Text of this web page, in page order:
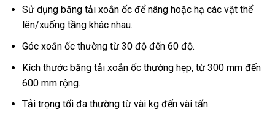
Sử dụng băng tải xoắn ốc để nâng hoặc hạ các vật thể
lên/xuống tầng khác nhau.
Góc xoắn ốc thường từ 30 độ đến 60 độ.
Kích thước băng tải xoắn ốc thường hẹp, từ 300 mm đến
600 mm rộng.
Tải trọng tối đa thường từ vài kg đến vài tấn.